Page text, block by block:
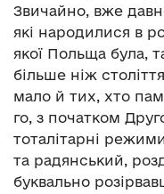
Звичайно, вже
які народилися в
якої Польща була,
більше ніж
мало й тих, хто
го, з початком
тоталітарні
та радянський,
буквально